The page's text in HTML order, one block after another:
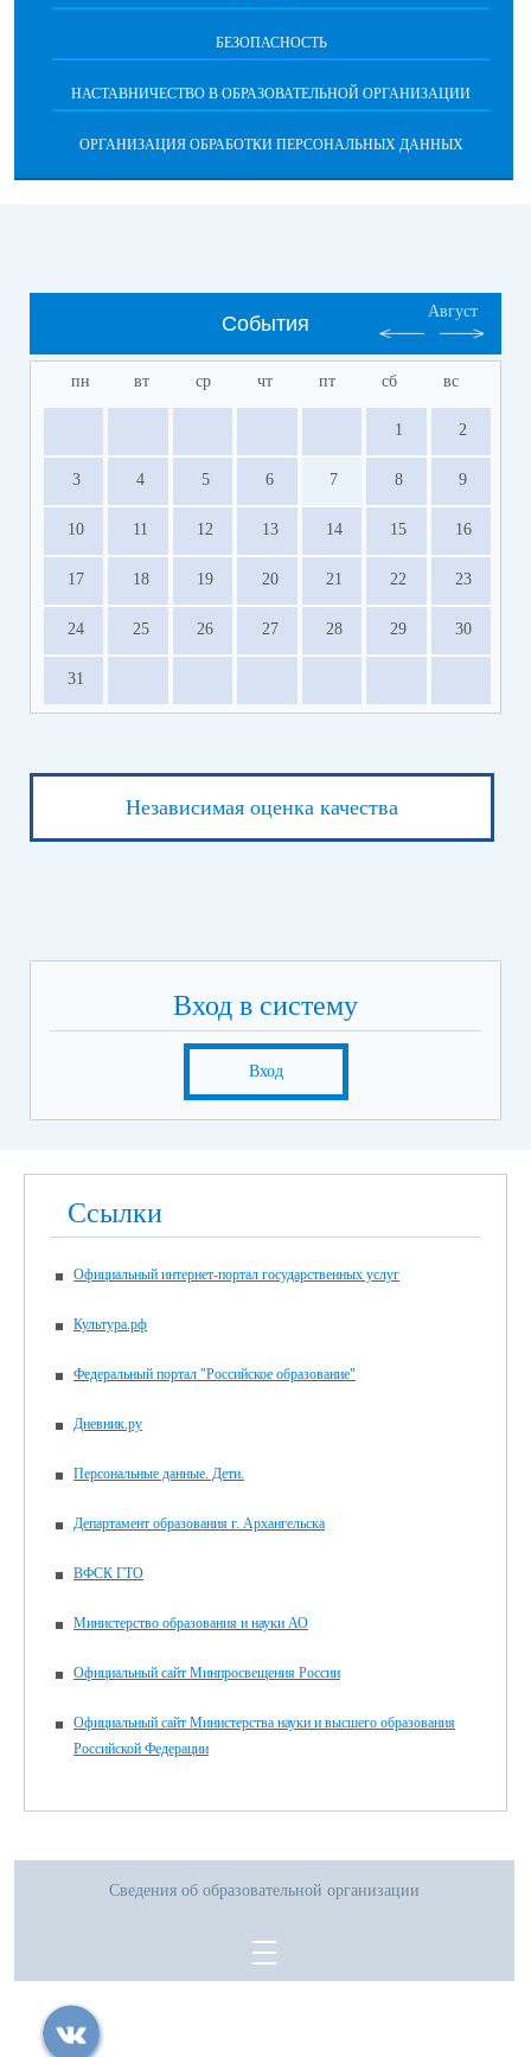
БЕЗОПАСНОСТЬ
НАСТАВНИЧЕСТВО В ОБРАЗОВАТЕЛЬНОЙ ОРГАНИЗАЦИИ
ОРГАНИЗАЦИЯ ОБРАБОТКИ ПЕРСОНАЛЬНЫХ ДАННЫХ
События
Август
пн вт ср чт пт сб вс
1 2
3 4 5 6 7 8 9
10 11 12 13 14 15 16
17 18 19 20 21 22 23
24 25 26 27 28 29 30
31
Независимая оценка качества
Вход в систему
Вход
Ссылки
Официальный интернет-портал государственных услуг
Культура.рф
Федеральный портал "Российское образование"
Дневник.ру
Персональные данные. Дети.
Департамент образования г. Архангельска
ВФСК ГТО
Министерство образования и науки АО
Официальный сайт Минпросвещения России
Официальный сайт Министерства науки и высшего образования
Российской Федерации
Сведения об образовательной организации